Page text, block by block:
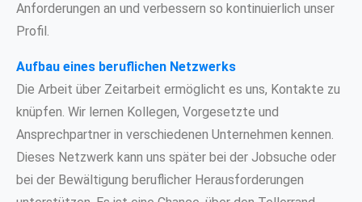
Anforderungen an und verbessern so kontinuierlich unser
Profil.
Aufbau eines beruflichen Netzwerks
Die Arbeit über Zeitarbeit ermöglicht es uns, Kontakte zu
knüpfen. Wir lernen Kollegen, Vorgesetzte und
Ansprechpartner in verschiedenen Unternehmen kennen.
Dieses Netzwerk kann uns später bei der Jobsuche oder
bei der Bewältigung beruflicher Herausforderungen